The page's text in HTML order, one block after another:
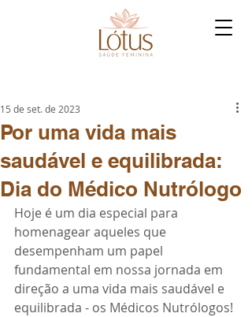
Por uma vida mais
saudável e equilibrada:
Dia do Médico Nutrólogo
15 de set. de 2023
Hoje é um dia especial para
homenagear aqueles que
desempenham um papel
fundamental em nossa jornada em
direção a uma vida mais saudável e
equilibrada - os Médicos Nutrólogos!